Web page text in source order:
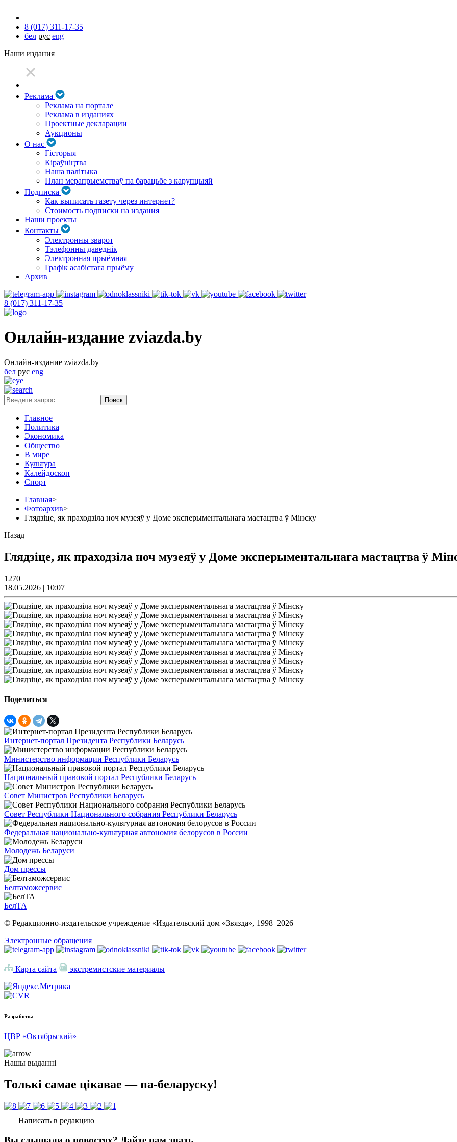
8 (017) 311-17-35
бел рус eng
Наши издания
Реклама
Реклама на портале
Реклама в изданиях
Проектные декларации
Аукционы
О нас
Гісторыя
Кіраўніцтва
Наша палітыка
План мерапрыемстваў па барацьбе з карупцыяй
Подписка
Как выписать газету через интернет?
Стоимость подписки на издания
Наши проекты
Контакты
Электронны зварот
Тэлефонны даведнік
Электронная прыёмная
Графік асабістага прыёму
Архив
8 (017) 311-17-35
Онлайн-издание zviazda.by
Онлайн-издание zviazda.by
бел рус eng
Главное
Политика
Экономика
Общество
В мире
Культура
Калейдоскоп
Спорт
Главная>
Фотоархив>
Глядзіце, як праходзіла ноч музеяў у Доме эксперыментальнага мастацтва ў Мінску
Назад
Глядзіце, як праходзіла ноч музеяў у Доме эксперыментальнага мастацтва ў
1270
18.05.2026 | 10:07
Поделиться
Интернет-портал Президента Республики Беларусь
Министерство информации Республики Беларусь
Национальный правовой портал Республики Беларусь
Совет Министров Республики Беларусь
Совет Республики Национального собрания Республики Беларусь
Федеральная национально-культурная автономия белорусов в России
Молодежь Беларуси
Дом прессы
Белтаможсервис
БелТА
© Редакционно-издательское учреждение «Издательский дом «Звязда», 1998–2026
Электронные обращения
Карта сайта экстремистские материалы
Разработка
ЦВР «Октябрьский»
Нашы выданні
Толькі самае цікавае — па-беларуску!
Написать в редакцию